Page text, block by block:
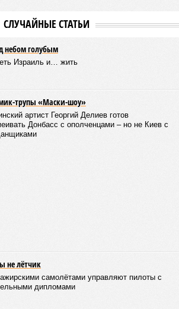
ответственность по
часть его структур признана
в 2024 году, бенефициар компании
по ст. 200.3 УК РФ. Достройку
к свету», согласно информации на
осенью 2024 г. взяла на себя. Два из
сданы или близки к сдаче. Третий –
по числу пострадавших
в пяти корпусах) – по факту
без стройки. Возникает вопрос:
объёме или приоритет отдан
и меньшего масштаба?
(декабрь 2026 – март 2028),
строительных работ, если судить по
на площадке, ещё не началась? При
ввода ЖК в строй продолжают